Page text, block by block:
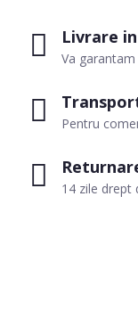
Livrare
Va
Pentru
14 zile drept